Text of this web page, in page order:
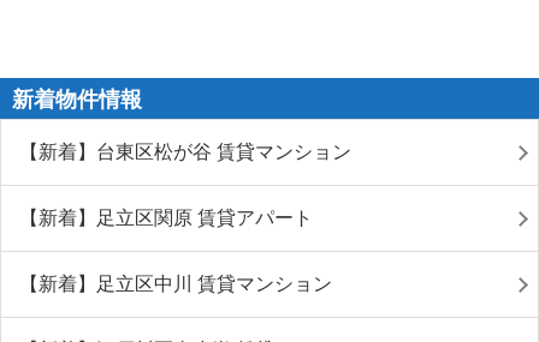
新着物件情報
【新着】台東区松が谷 賃貸マンション
【新着】足立区関原 賃貸アパート
【新着】足立区中川 賃貸マンション